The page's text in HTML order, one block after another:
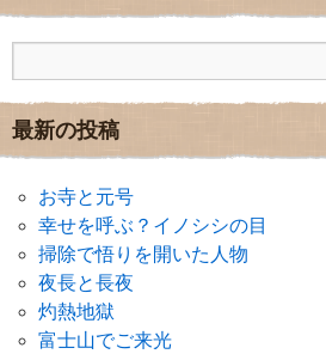
最新の投稿
お寺と元号
幸せを呼ぶ？イノシシの目
掃除で悟りを開いた人物
夜長と長夜
灼熱地獄
富士山でご来光